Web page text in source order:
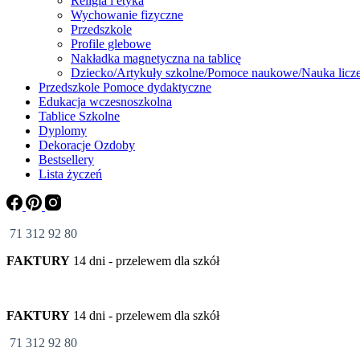
Wychowanie fizyczne
Przedszkole
Profile glebowe
Nakładka magnetyczna na tablicę
Dziecko/Artykuły szkolne/Pomoce naukowe/Nauka
Przedszkole Pomoce dydaktyczne
Edukacja wczesnoszkolna
Tablice Szkolne
Dyplomy
Dekoracje Ozdoby
Bestsellery
Lista życzeń
71 312 92 80
FAKTURY 14 dni - przelewem dla szkół
FAKTURY 14 dni - przelewem dla szkół
71 312 92 80